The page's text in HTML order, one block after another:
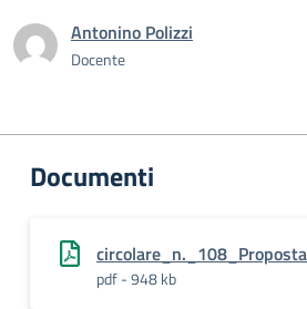
Antonino Polizzi
Docente
Documenti
pdf - 948 kb